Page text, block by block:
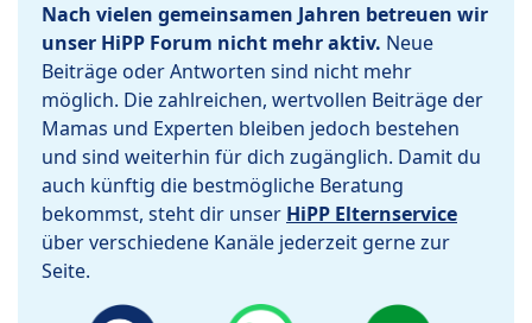
Nach vielen gemeinsamen Jahren betreuen wir
unser HiPP Forum nicht mehr aktiv. Neue
Beiträge oder Antworten sind nicht mehr
möglich. Die zahlreichen, wertvollen Beiträge der
Mamas und Experten bleiben jedoch bestehen
und sind weiterhin für dich zugänglich. Damit du
auch künftig die bestmögliche Beratung
bekommst, steht dir unser HiPP Elternservice
über verschiedene Kanäle jederzeit gerne zur
Seite.